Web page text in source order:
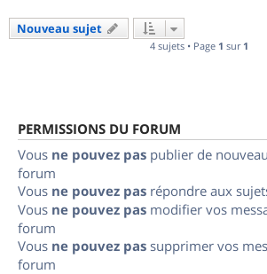
Nouveau sujet
4 sujets • Page 1 sur 1
PERMISSIONS DU FORUM
Vous ne pouvez pas publier de
forum
Vous ne pouvez pas répondre aux
Vous ne pouvez pas modifier vos
forum
Vous ne pouvez pas supprimer vos
forum